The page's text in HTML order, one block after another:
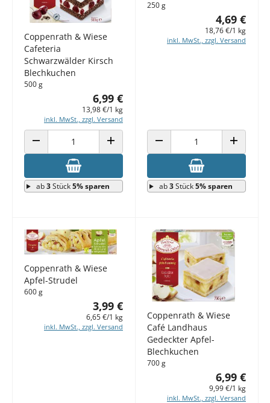
Coppenrath & Wiese
Cafeteria
Schwarzwälder Kirsch
Blechkuchen
500 g
6,99 €
13,98 €/1 kg
inkl. MwSt., zzgl. Versand
ANZAHL VERRINGERN ANZAHL ERHÖHEN
ab3Stück5% sparen
250 g
4,69 €
18,76 €/1 kg
inkl. MwSt., zzgl. Versand
ANZAHL VERRINGERN ANZAHL
ab3Stück5% sparen
Coppenrath & Wiese
Apfel-Strudel
600 g
3,99 €
6,65 €/1 kg
inkl. MwSt., zzgl. Versand
Coppenrath & Wiese
Café Landhaus
Gedeckter Apfel-
Blechkuchen
700 g
6,99 €
9,99 €/1 kg
inkl. MwSt., zzgl. Versand